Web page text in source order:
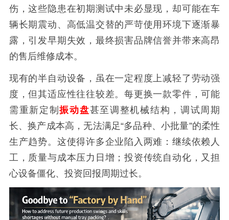
伤，这些隐患在初期测试中未必显现，却可能在车
辆长期震动、高低温交替的严苛使用环境下逐渐暴
露，引发早期失效，最终损害品牌信誉并带来高昂
的售后维修成本。
现有的半自动设备，虽在一定程度上减轻了劳动强
度，但其适应性往往较差。每更换一款零件，可能
需重新定制振动盘甚至调整机械结构，调试周期
长、换产成本高，无法满足“多品种、小批量”的柔性
生产趋势。这使得许多企业陷入两难：继续依赖人
工，质量与成本压力日增；投资传统自动化，又担
心设备僵化、投资回报周期过长。